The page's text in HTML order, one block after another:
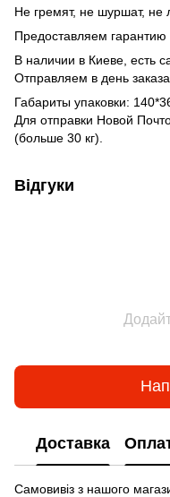
Не гремят, не шуршат, не
Предоставляем гарантию
В наличии в Киеве, есть
Отправляем в день заказа.
Габариты упаковки:
Для отправки Новой
(больше 30 кг).
Відгуки
Доставка
Самовивіз з нашого